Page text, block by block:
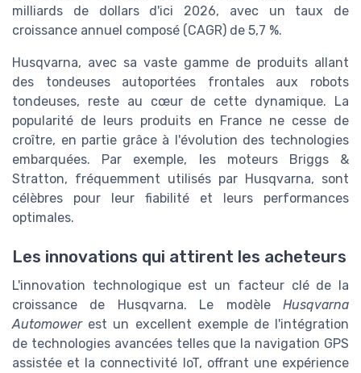
milliards de dollars d'ici 2026, avec un taux de
croissance annuel composé (CAGR) de 5,7 %.
Husqvarna, avec sa vaste gamme de produits allant
des tondeuses autoportées frontales aux robots
tondeuses, reste au cœur de cette dynamique. La
popularité de leurs produits en France ne cesse de
croître, en partie grâce à l'évolution des technologies
embarquées. Par exemple, les moteurs Briggs &
Stratton, fréquemment utilisés par Husqvarna, sont
célèbres pour leur fiabilité et leurs performances
optimales.
Les innovations qui attirent les acheteurs
L'innovation technologique est un facteur clé de la
croissance de Husqvarna. Le modèle Husqvarna
Automowerest un excellent exemple de l'intégration
de technologies avancées telles que la navigation GPS
assistée et la connectivité IoT, offrant une expérience